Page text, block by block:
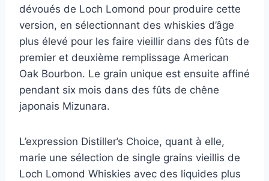
dévoués de Loch Lomond pour produire cette
version, en sélectionnant des whiskies d’âge
plus élevé pour les faire vieillir dans des fûts de
premier et deuxième remplissage American
Oak Bourbon. Le grain unique est ensuite affiné
pendant six mois dans des fûts de chêne
japonais Mizunara.
L’expression Distiller’s Choice, quant à elle,
marie une sélection de single grains vieillis de
Loch Lomond Whiskies avec des liquides plus